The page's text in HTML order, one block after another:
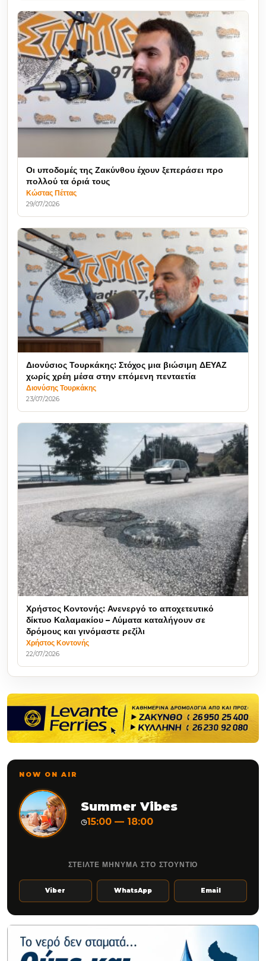
Οι υποδομές της Ζακύνθου έχουν ξεπεράσει προ
πολλού τα όριά τους
Κώστας Πέττας
29/07/2026
Διονύσιος Τουρκάκης: Στόχος μια βιώσιμη ΔΕΥΑΖ
χωρίς χρέη μέσα στην επόμενη πενταετία
Διονύσης Τουρκάκης
23/07/2026
Χρήστος Κοντονής: Ανενεργό το αποχετευτικό
δίκτυο Καλαμακίου – Λύματα καταλήγουν σε
δρόμους και γινόμαστε ρεζίλι
Χρήστος Κοντονής
22/07/2026
NOW ON AIR
Summer Vibes
◷15:00 — 18:00
ΣΤΕΙΛΤΕ ΜΗΝΥΜΑ ΣΤΟ ΣΤΟΥΝΤΙΟ
Viber WhatsApp Email